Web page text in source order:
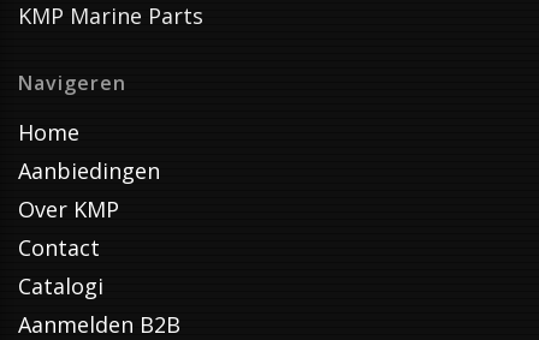
KMP Marine Parts
Navigeren
Home
Aanbiedingen
Over KMP
Contact
Catalogi
Aanmelden B2B